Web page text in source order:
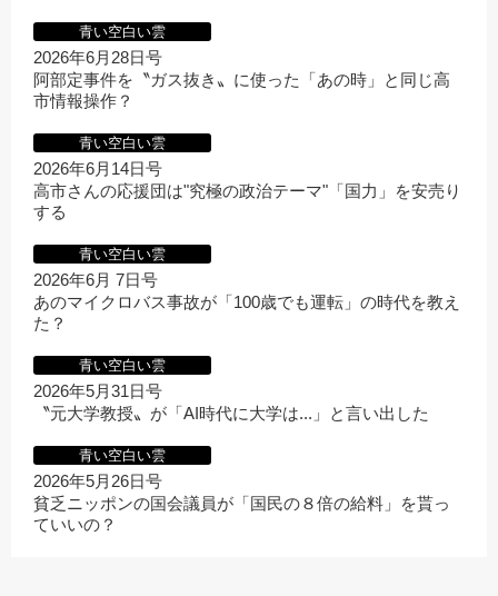
青い空白い雲
2026年6月28日号
阿部定事件を〝ガス抜き〟に使った「あの時」と同じ高
市情報操作？
青い空白い雲
2026年6月14日号
高市さんの応援団は"究極の政治テーマ"「国力」を安売り
する
青い空白い雲
2026年6月 7日号
あのマイクロバス事故が「100歳でも運転」の時代を教え
た？
青い空白い雲
2026年5月31日号
〝元大学教授〟が「AI時代に大学は...」と言い出した
青い空白い雲
2026年5月26日号
貧乏ニッポンの国会議員が「国民の８倍の給料」を貰っ
ていいの？